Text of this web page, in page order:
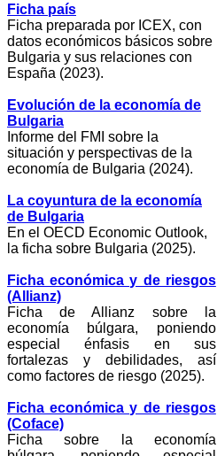
Ficha país
Ficha preparada por ICEX, con
datos económicos básicos sobre
Bulgaria y sus relaciones con
España (2023).
Evolución de la economía de
Bulgaria
Informe del FMI sobre la
situación y perspectivas de la
economía de Bulgaria (2024).
La coyuntura de la economía
de Bulgaria
En el OECD Economic Outlook,
la ficha sobre Bulgaria (2025).
Ficha económica y de riesgos
(Allianz)
Ficha de Allianz sobre la
economía búlgara, poniendo
especial énfasis en sus
fortalezas y debilidades, así
como factores de riesgo (2025).
Ficha económica y de riesgos
(Coface)
Ficha sobre la economía